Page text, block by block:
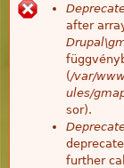
after
(/var/
ules/
sor).
further